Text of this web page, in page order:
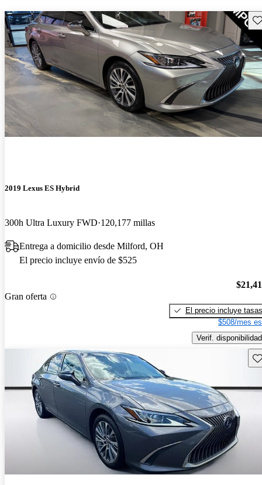
2019 Lexus ES Hybrid
300h Ultra Luxury FWD 120,177 millas
Entrega a domicilio desde Milford, OH
El precio incluye envío de $525
Gran oferta
El precio incluye tasas
$508/mes
Verif. disponibilidad